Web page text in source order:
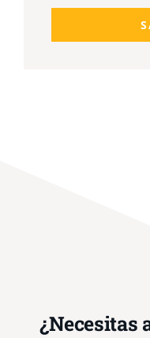
¿Necesitas